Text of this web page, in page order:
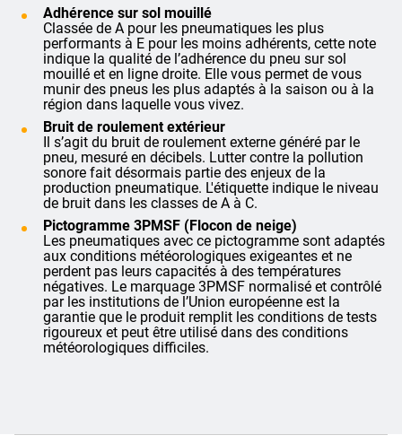
Adhérence sur sol mouillé
Classée de A pour les pneumatiques les plus
performants à E pour les moins adhérents, cette note
indique la qualité de l’adhérence du pneu sur sol
mouillé et en ligne droite. Elle vous permet de vous
munir des pneus les plus adaptés à la saison ou à la
région dans laquelle vous vivez.
Bruit de roulement extérieur
Il s’agit du bruit de roulement externe généré par le
pneu, mesuré en décibels. Lutter contre la pollution
sonore fait désormais partie des enjeux de la
production pneumatique. L'étiquette indique le niveau
de bruit dans les classes de A à C.
Pictogramme 3PMSF (Flocon de neige)
Les pneumatiques avec ce pictogramme sont adaptés
aux conditions météorologiques exigeantes et ne
perdent pas leurs capacités à des températures
négatives. Le marquage 3PMSF normalisé et contrôlé
par les institutions de l’Union européenne est la
garantie que le produit remplit les conditions de tests
rigoureux et peut être utilisé dans des conditions
météorologiques difficiles.